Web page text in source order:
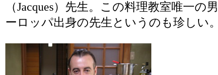
（Jacques）先生。この料理教室唯一の
ーロッパ出身の先生というのも珍しい